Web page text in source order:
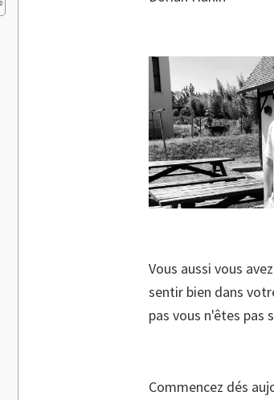
Vous aussi vous
sentir bien dans
pas vous n'êtes pas
Commencez dés